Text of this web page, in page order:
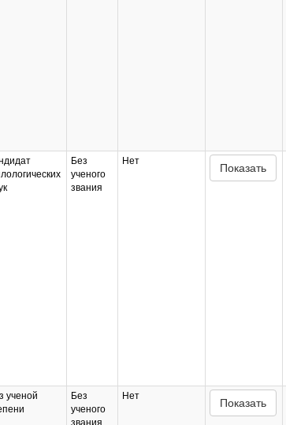
Без
ученого
звания
Нет
Показать
ученой
Без
ученого
звания
Нет
Показать